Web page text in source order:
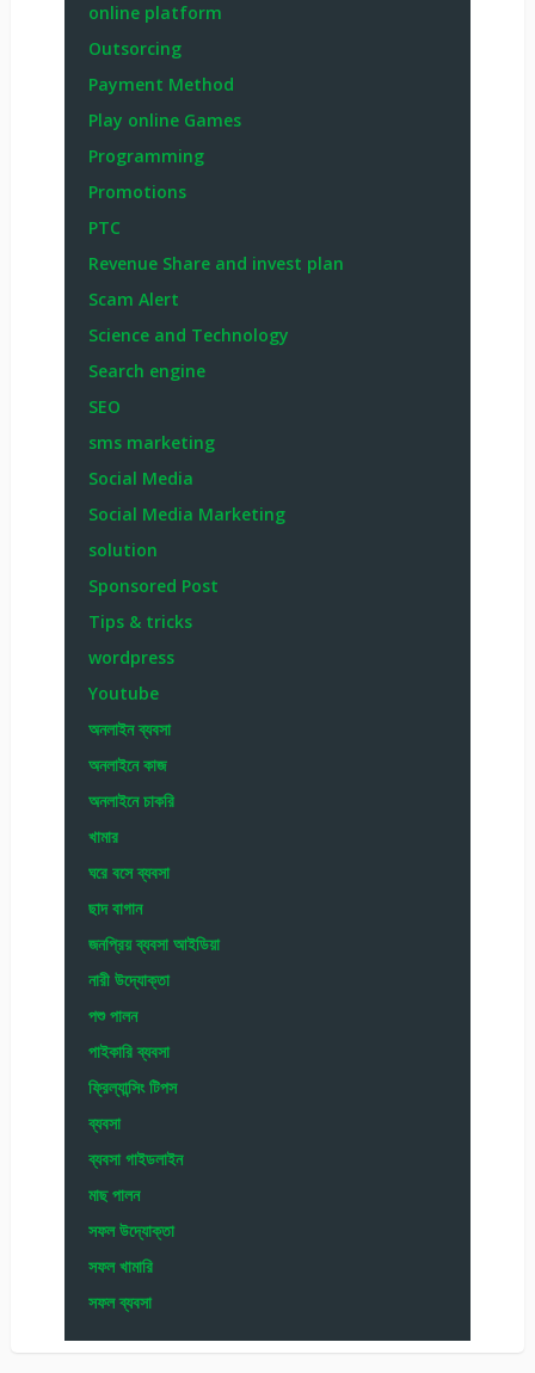
online platform
Outsorcing
Payment Method
Play online Games
Programming
Promotions
PTC
Revenue Share and invest plan
Scam Alert
Science and Technology
Search engine
SEO
sms marketing
Social Media
Social Media Marketing
solution
Sponsored Post
Tips & tricks
wordpress
Youtube
অনলাইন ব্যবসা
অনলাইনে কাজ
অনলাইনে চাকরি
খামার
ঘরে বসে ব্যবসা
ছাদ বাগান
জনপ্রিয় ব্যবসা আইডিয়া
নারী উদ্যোক্তা
পশু পালন
পাইকারি ব্যবসা
ফ্রিল্যান্সিং টিপস
ব্যবসা
ব্যবসা গাইডলাইন
মাছ পালন
সফল উদ্যোক্তা
সফল খামারি
সফল ব্যবসা